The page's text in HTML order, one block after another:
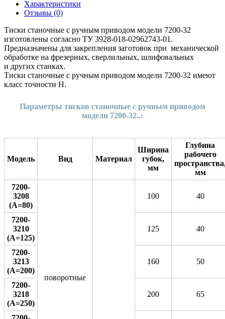
Характеристики
Отзывы (0)
Тиски станочные с ручным приводом модели 7200-32
изготовлены согласно ТУ 3928-018-02962743-01.
Предназначены для закрепления заготовок при механической
обработке на фрезерных, сверлильных, шлифовальных
и других станках.
Тиски станочные с ручным приводом модели 7200-32 имеют
класс точности Н.
Параметры тисков станочные с ручным приводом
модели 7200-32..:
Модель Вид Материал
Ширина
губок,
мм
Глубина
рабочего
мм
7200-
3208
(А=80)
поворотные
100 40
7200-
3210
(А=125)
125 40
7200-
3213
(А=200)
160 50
7200-
3218
(А=250)
200 65